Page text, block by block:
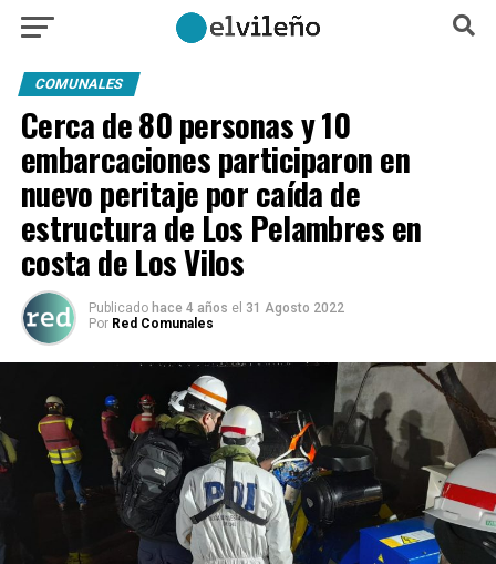
COMUNALES
Cerca de 80 personas y 10
embarcaciones participaron en
nuevo peritaje por caída de
estructura de Los Pelambres en
costa de Los Vilos
Publicado hace 4 años el 31 Agosto 2022
Por Red Comunales